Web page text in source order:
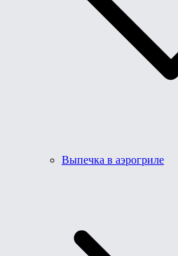
Выпечка в аэрогриле